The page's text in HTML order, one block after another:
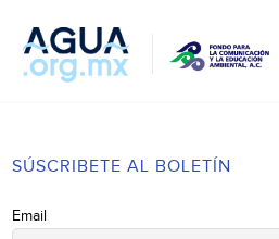
SÚSCRIBETE AL BOLETÍN
Email